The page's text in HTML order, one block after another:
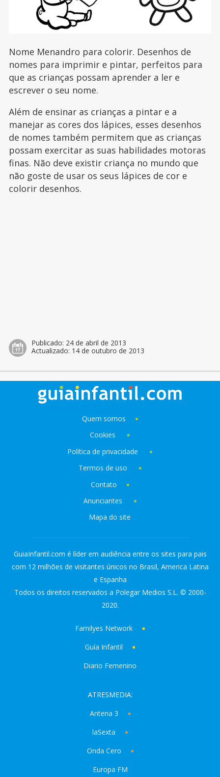
Nome Menandro para colorir. Desenhos de
nomes para imprimir e pintar, perfeitos para
que as crianças possam aprender a ler e
escrever o seu nome.
Além de ensinar as crianças a pintar e a
manejar as cores dos lápices, esses desenhos
de nomes também permitem que as crianças
possam exercitar as suas habilidades motoras
finas. Não deve existir criança no mundo que
não goste de usar os seus lápices de cor e
colorir desenhos.
Publicado: 24 de abril de 2013
Actualizado: 14 de outubro de 2013
Quem somos
Cookies
Política de privacidade
Termos de uso
Contato
Anunciantes
Mapa do site
GuiaInfantil.com é líder em audiência entre os sites para pais
com 12 milhões de visitantes únicos no Brasil, America Latina
e Espanha
Todos os direitos reservados a Polegar Medios S.L. © 2000-
2020.
Familyes Network
Guía Infantil
Diario Femenino
ATRESMEDIA:
Antena 3
laSexta
Onda Cero
Europa FM